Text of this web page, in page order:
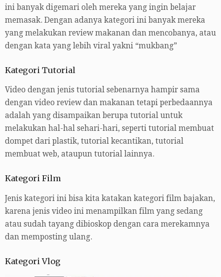
ini banyak digemari oleh mereka yang ingin belajar
memasak. Dengan adanya kategori ini banyak mereka
yang melakukan review makanan dan mencobanya, atau
dengan kata yang lebih viral yakni “mukbang”
Kategori Tutorial
Video dengan jenis tutorial sebenarnya hampir sama
dengan video review dan makanan tetapi perbedaannya
adalah yang disampaikan berupa tutorial untuk
melakukan hal-hal sehari-hari, seperti tutorial membuat
dompet dari plastik, tutorial kecantikan, tutorial
membuat web, ataupun tutorial lainnya.
Kategori Film
Jenis kategori ini bisa kita katakan kategori film bajakan,
karena jenis video ini menampilkan film yang sedang
atau sudah tayang dibioskop dengan cara merekamnya
dan memposting ulang.
Kategori Vlog